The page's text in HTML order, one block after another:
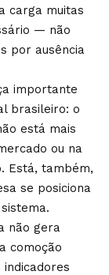
carga muitas
— não
por ausência
importante
brasileiro: o
está mais
ou na
Está, também,
se posiciona
não gera
comoção